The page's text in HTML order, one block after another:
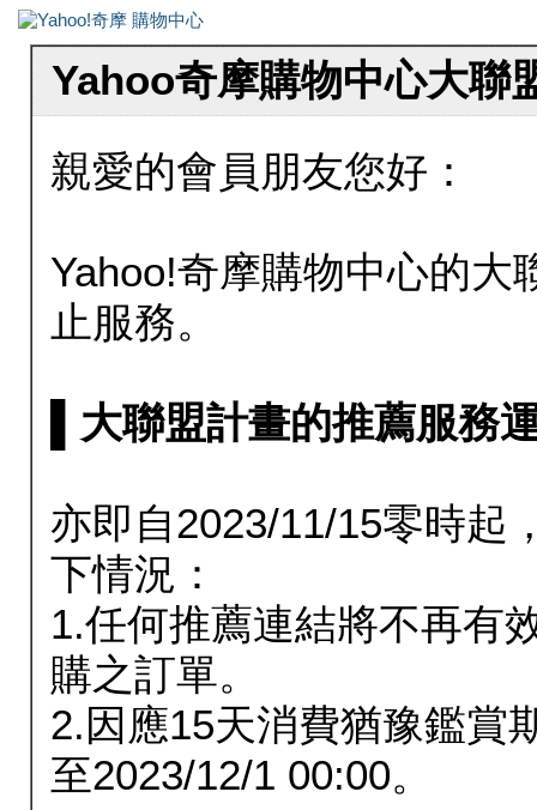
Yahoo奇摩購物中心大聯
親愛的會員朋友您好：
Yahoo!奇摩購物中心的大
止服務。
▌大聯盟計畫的推薦服務
亦即自2023/11/15零時起
下情況：
1.任何推薦連結將不再有
購之訂單。
2.因應15天消費猶豫鑑賞
至2023/12/1 00:00。